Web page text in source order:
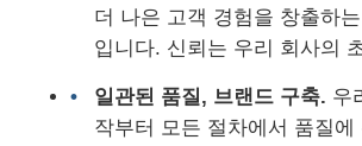
더 나은 고객 경험을 창출하
입니다. 신뢰는 우리 회사의
일관된 품질, 브랜드 구축. 우
작부터 모든 절차에서 품질에